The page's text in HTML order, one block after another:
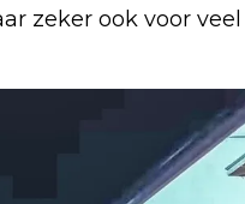
zeker ook voor